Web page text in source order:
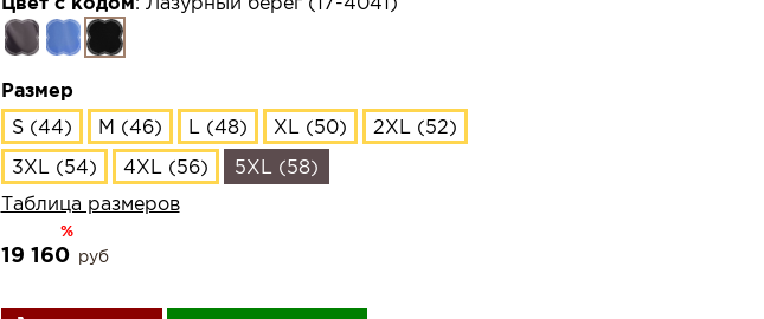
Размер
S (44)
M (46) L (48) XL (50)
2XL (52)
3XL (54)
4XL (56)
5XL (58)
Таблица размеров
%
19 160 руб